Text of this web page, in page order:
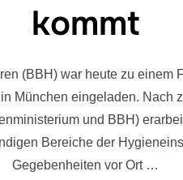
kommt
(BBH) war heute zu
München eingeladen. Nach
und BBH)
Bereiche der
Gegebenheiten vor Ort …